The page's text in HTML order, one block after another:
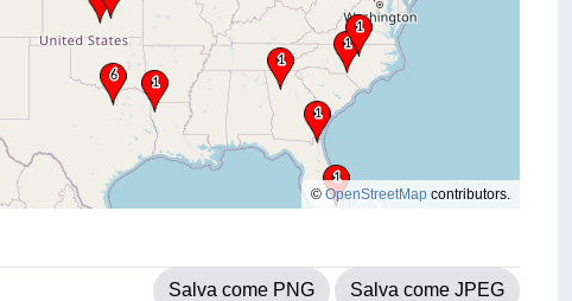
© OpenStreetMap contributors.
Salva come PNG Salva come JPEG